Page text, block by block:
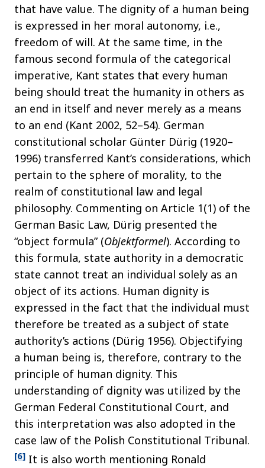
that have value. The dignity of a human being
is expressed in her moral autonomy, i.e.,
freedom of will. At the same time, in the
famous second formula of the categorical
imperative, Kant states that every human
being should treat the humanity in others as
an end in itself and never merely as a means
to an end (Kant 2002, 52–54). German
constitutional scholar Günter Dürig (1920–
1996) transferred Kant’s considerations, which
pertain to the sphere of morality, to the
realm of constitutional law and legal
philosophy. Commenting on Article 1(1) of the
German Basic Law, Dürig presented the
“object formula” (Objektformel). According to
this formula, state authority in a democratic
state cannot treat an individual solely as an
object of its actions. Human dignity is
expressed in the fact that the individual must
therefore be treated as a subject of state
authority’s actions (Dürig 1956). Objectifying
a human being is, therefore, contrary to the
principle of human dignity. This
understanding of dignity was utilized by the
German Federal Constitutional Court, and
this interpretation was also adopted in the
case law of the Polish Constitutional Tribunal.
[6] It is also worth mentioning Ronald